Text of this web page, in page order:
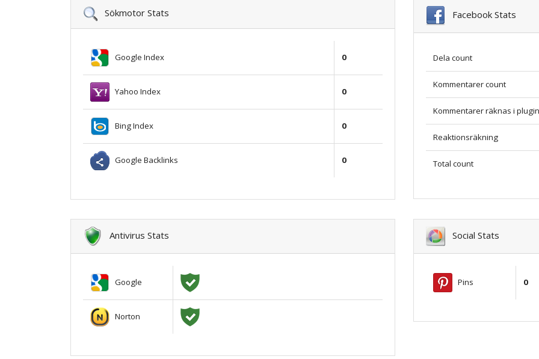
Sökmotor Stats
Google Index 0
Yahoo Index 0
Bing Index 0
Google Backlinks 0
Facebook Stats
Dela count
Kommentarer count
Kommentarer räknas i plugin
Reaktionsräkning
Total count
Antivirus Stats
Google
Norton
Social Stats
Pins 0